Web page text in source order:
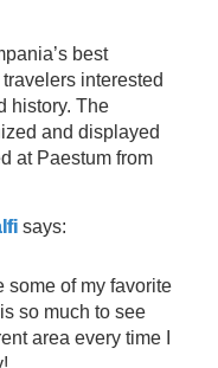
best
interested
history. The
and displayed
at Paestum from
says:
some of my favorite
so much to see
area every time I